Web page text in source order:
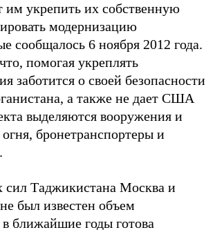
им укрепить их собственную
модернизацию
сообщалось 6 ноября 2012 года.
помогая укреплять
заботится о своей безопасности
а также не дает США
выделяются вооружения и
бронетранспортеры и
сил Таджикистана Москва и
был известен объем
ближайшие годы готова